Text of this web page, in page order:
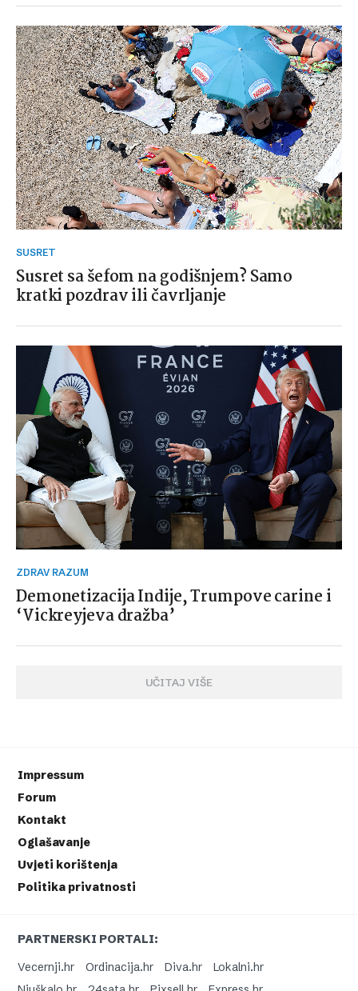
SUSRET
Susret sa šefom na godišnjem? Samo
kratki pozdrav ili čavrljanje
ZDRAV RAZUM
Demonetizacija Indije, Trumpove carine i
‘Vickreyjeva dražba’
UČITAJ VIŠE
Impressum
Forum
Kontakt
Oglašavanje
Uvjeti korištenja
Politika privatnosti
PARTNERSKI PORTALI:
Vecernji.hr
Ordinacija.hr Diva.hr
Lokalni.hr